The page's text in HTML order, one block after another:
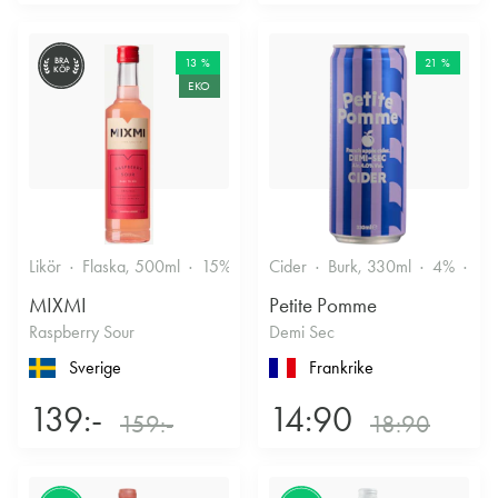
BRA
KÖP
13 %
EKO
Likör Flaska, 500ml 15% Annan likör
MIXMI
Raspberry Sour
Sverige
139:- 159:-
21 %
Cider Burk, 330ml 4%
Petite Pomme
Demi Sec
Frankrike
14:90 18:90